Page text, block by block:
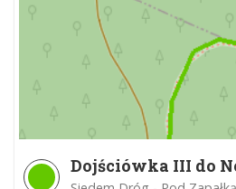
Dojściówka III do
(Las Zabierzowski)